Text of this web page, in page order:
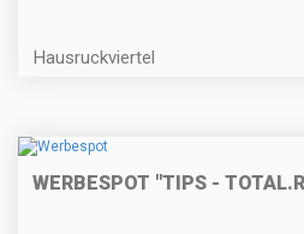
Hausruckviertel
WERBESPOT "TIPS -